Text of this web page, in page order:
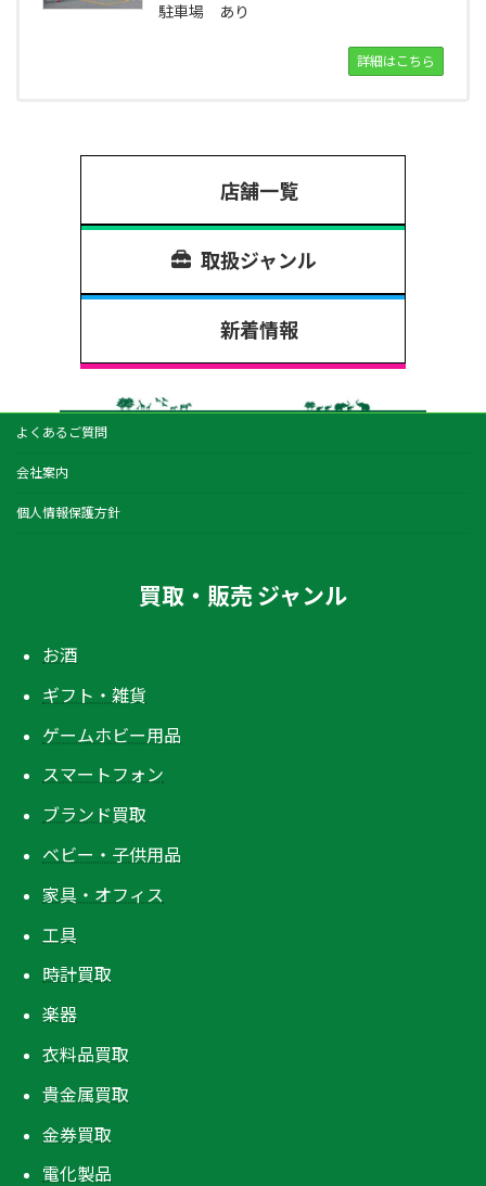
駐車場 あり
詳細はこちら
店舗一覧
取扱ジャンル
新着情報
よくあるご質問
会社案内
個人情報保護方針
買取・販売 ジャンル
お酒
ギフト・雑貨
ゲームホビー用品
スマートフォン
ブランド買取
ベビー・子供用品
家具・オフィス
工具
時計買取
楽器
衣料品買取
貴金属買取
金券買取
電化製品